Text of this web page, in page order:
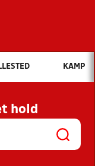
vil du søge efter?
OG NYHEDER
OG
KAMP
hold